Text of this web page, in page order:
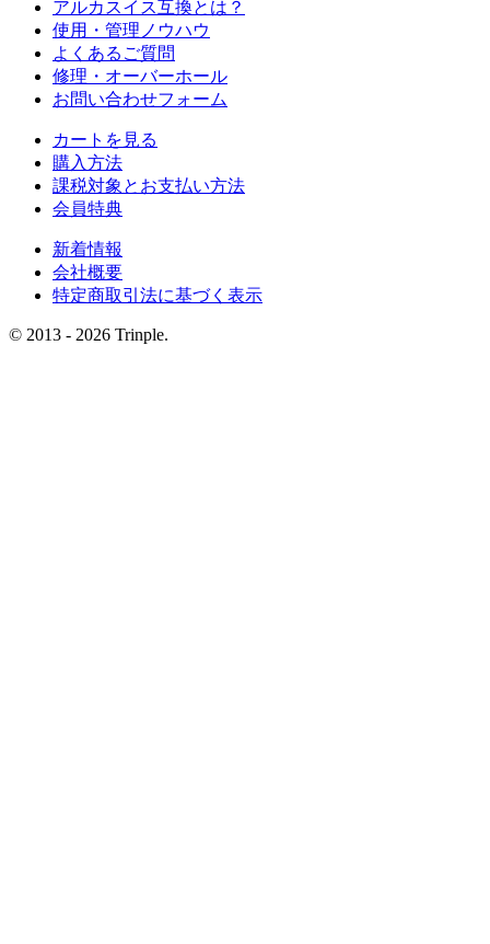
アルカスイス互換とは？
使用・管理ノウハウ
よくあるご質問
修理・オーバーホール
お問い合わせフォーム
カートを見る
購入方法
課税対象とお支払い方法
会員特典
新着情報
会社概要
特定商取引法に基づく表示
© 2013 - 2026 Trinple.